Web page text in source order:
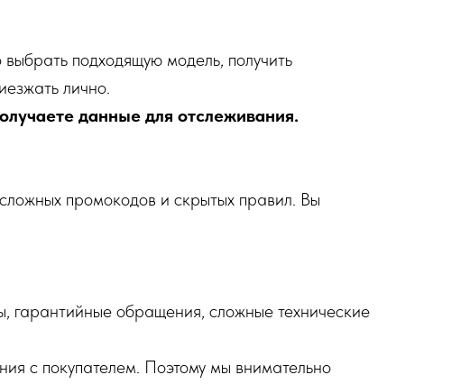
подходящую модель, получить
лично.
данные для отслеживания.
промокодов и скрытых правил. Вы
гарантийные обращения, сложные технические
с покупателем. Поэтому мы внимательно